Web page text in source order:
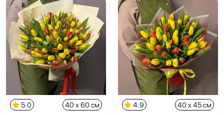
5.0 40 x 60 см 4.9 40 x 45 см